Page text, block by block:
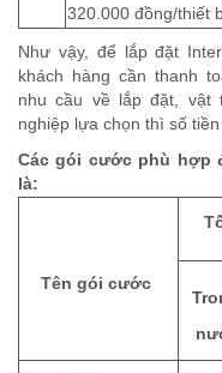
320.000 đồng/thiết
Như vậy, để lắp đặt
khách hàng cần thanh
nhu cầu về lắp đặt, vật
nghiệp lựa chọn thì số tiền
Các gói cước phù hợp
là:
Tên gói cước